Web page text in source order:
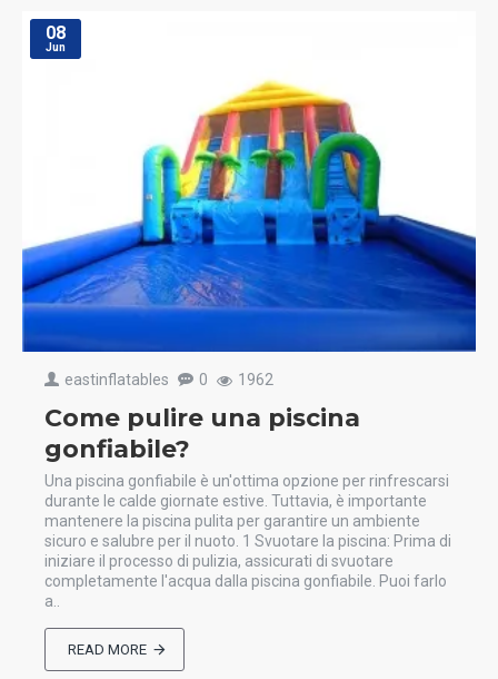
08
Jun
eastinflatables 0 1962
Come pulire una piscina
gonfiabile?
Una piscina gonfiabile è un'ottima opzione per rinfrescarsi
durante le calde giornate estive. Tuttavia, è importante
mantenere la piscina pulita per garantire un ambiente
sicuro e salubre per il nuoto. 1 Svuotare la piscina: Prima di
iniziare il processo di pulizia, assicurati di svuotare
completamente l'acqua dalla piscina gonfiabile. Puoi farlo
a..
READ MORE